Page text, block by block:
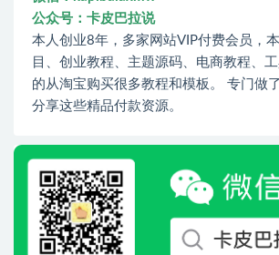
公众号：卡皮巴拉说
本人创业8年，多家网站VIP付费会员，
目、创业教程、主题源码、电商教程、
的从淘宝购买很多教程和模板。 专门做
分享这些精品付款资源。